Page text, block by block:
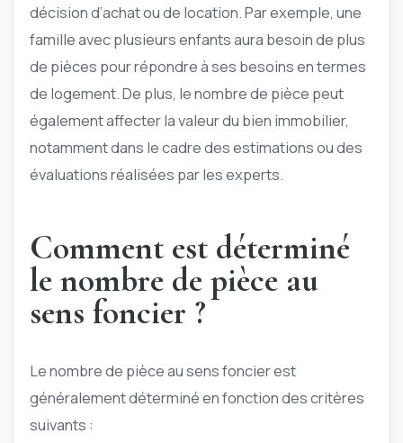
décision d’achat ou de location. Par exemple, une
famille avec plusieurs enfants aura besoin de plus
de pièces pour répondre à ses besoins en termes
de logement. De plus, le nombre de pièce peut
également affecter la valeur du bien immobilier,
notamment dans le cadre des estimations ou des
évaluations réalisées par les experts.
Comment est déterminé
le nombre de pièce au
sens foncier ?
Le nombre de pièce au sens foncier est
généralement déterminé en fonction des critères
suivants :